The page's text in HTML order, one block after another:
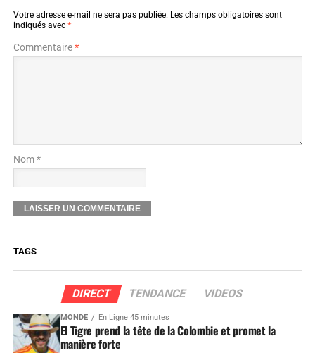
Votre adresse e-mail ne sera pas publiée. Les champs obligatoires sont
indiqués avec *
Commentaire*
Nom *
TAGS
DIRECT TENDANCE VIDEOS
MONDE En Ligne 45 minutes
El Tigre prend la tête de la Colombie et promet la
manière forte